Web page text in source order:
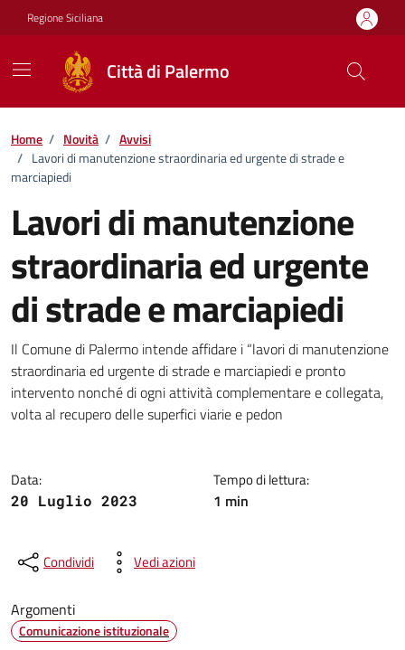
Vai ai contenuti
Vai al footer
Regione Siciliana
Città di Palermo
Home / Novità / Avvisi
/ Lavori di manutenzione straordinaria ed urgente di strade e
marciapiedi
Lavori di manutenzione
straordinaria ed urgente
di strade e marciapiedi
Dettagli della notizia
Il Comune di Palermo intende affidare i “lavori di manutenzione
straordinaria ed urgente di strade e marciapiedi e pronto
intervento nonché di ogni attività complementare e collegata,
volta al recupero delle superfici viarie e pedon
Data:
20 Luglio 2023
Tempo di lettura:
1 min
Condividi Vedi azioni
Argomenti
Comunicazione istituzionale